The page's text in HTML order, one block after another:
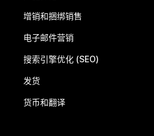
增销和捆绑销售
电子邮件营销
搜索引擎优化 (SEO)
发货
货币和翻译